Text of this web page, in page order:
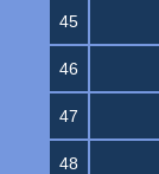
45
46
47
48